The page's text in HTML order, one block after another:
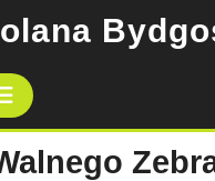
Open
Button